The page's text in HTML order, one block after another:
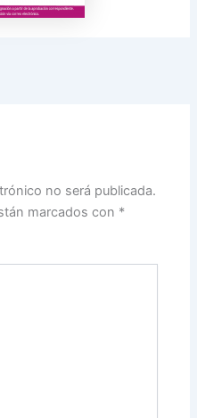
no será publicada.
marcados con *